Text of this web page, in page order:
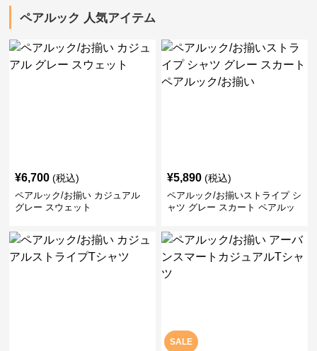
ペアルック 人気アイテム
¥6,700 (税込)
ペアルック/お揃い カジュアル
グレー スウェット
¥5,890 (税込)
ペアルック/お揃いストライプ シ
ャツ グレー スカート ペアルッ
SALE